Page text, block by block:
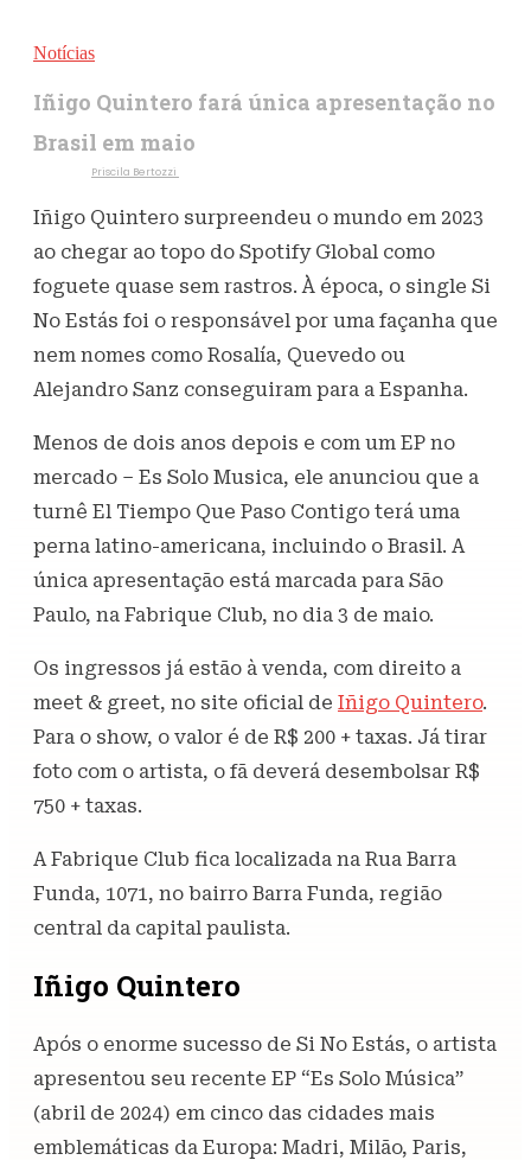
Notícias
Iñigo Quintero fará única apresentação no
Brasil em maio
Priscila Bertozzi
Iñigo Quintero surpreendeu o mundo em 2023
ao chegar ao topo do Spotify Global como
foguete quase sem rastros. À época, o single Si
No Estás foi o responsável por uma façanha que
nem nomes como Rosalía, Quevedo ou
Alejandro Sanz conseguiram para a Espanha.
Menos de dois anos depois e com um EP no
mercado – Es Solo Musica, ele anunciou que a
turnê El Tiempo Que Paso Contigo terá uma
perna latino-americana, incluindo o Brasil. A
única apresentação está marcada para São
Paulo, na Fabrique Club, no dia 3 de maio.
Os ingressos já estão à venda, com direito a
meet & greet, no site oficial de Iñigo Quintero.
Para o show, o valor é de R$ 200 + taxas. Já tirar
foto com o artista, o fã deverá desembolsar R$
750 + taxas.
A Fabrique Club fica localizada na Rua Barra
Funda, 1071, no bairro Barra Funda, região
central da capital paulista.
Iñigo Quintero
Após o enorme sucesso de Si No Estás, o artista
apresentou seu recente EP “Es Solo Música”
(abril de 2024) em cinco das cidades mais
emblemáticas da Europa: Madri, Milão, Paris,